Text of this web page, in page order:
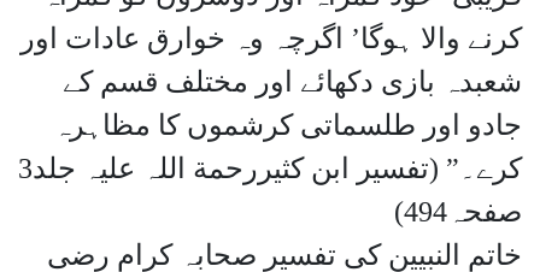
کرنے والا ہوگا’ اگرچہ وہ خوارق عادات اور
شعبدہ بازی دکھائے اور مختلف قسم کے
جادو اور طلسماتی کرشموں کا مظاہرہ
کرے۔” (تفسیر ابن کثیررحمة اللہ علیہ جلد3
صفحہ494)
خاتم النبیین کی تفسیر صحابہ کرام رضی